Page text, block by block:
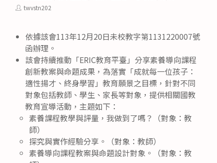
category:
Posttwvstn202
依據該會113年12月20日未校教字第1131220007號
函辦理。
該會持續推動「ERIC教育平臺」分享素養導向課程
創新教案與命題成果，為落實「成就每一位孩子：
適性揚才、終身學習」教育願景之目標，針對不同
對象包括教師、學生、家長等對象，提供相關國教
教育宣導活動，主題如下：
素養課程教學與評量，我做到了嗎？（對象：教
師）
探究與實作經驗分享。（對象：教師）
素養導向課程教案與命題設計對象。（對象：教